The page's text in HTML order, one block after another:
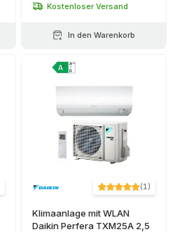
Kostenloser Versand
In den Warenkorb
(1)
Klimaanlage mit WLAN
Daikin Perfera TXM25A 2,5